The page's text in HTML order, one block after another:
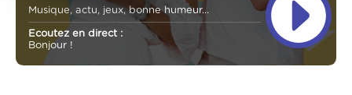
Musique, actu, jeux, bonne humeur...
Ecoutez en direct :
Bonjour !